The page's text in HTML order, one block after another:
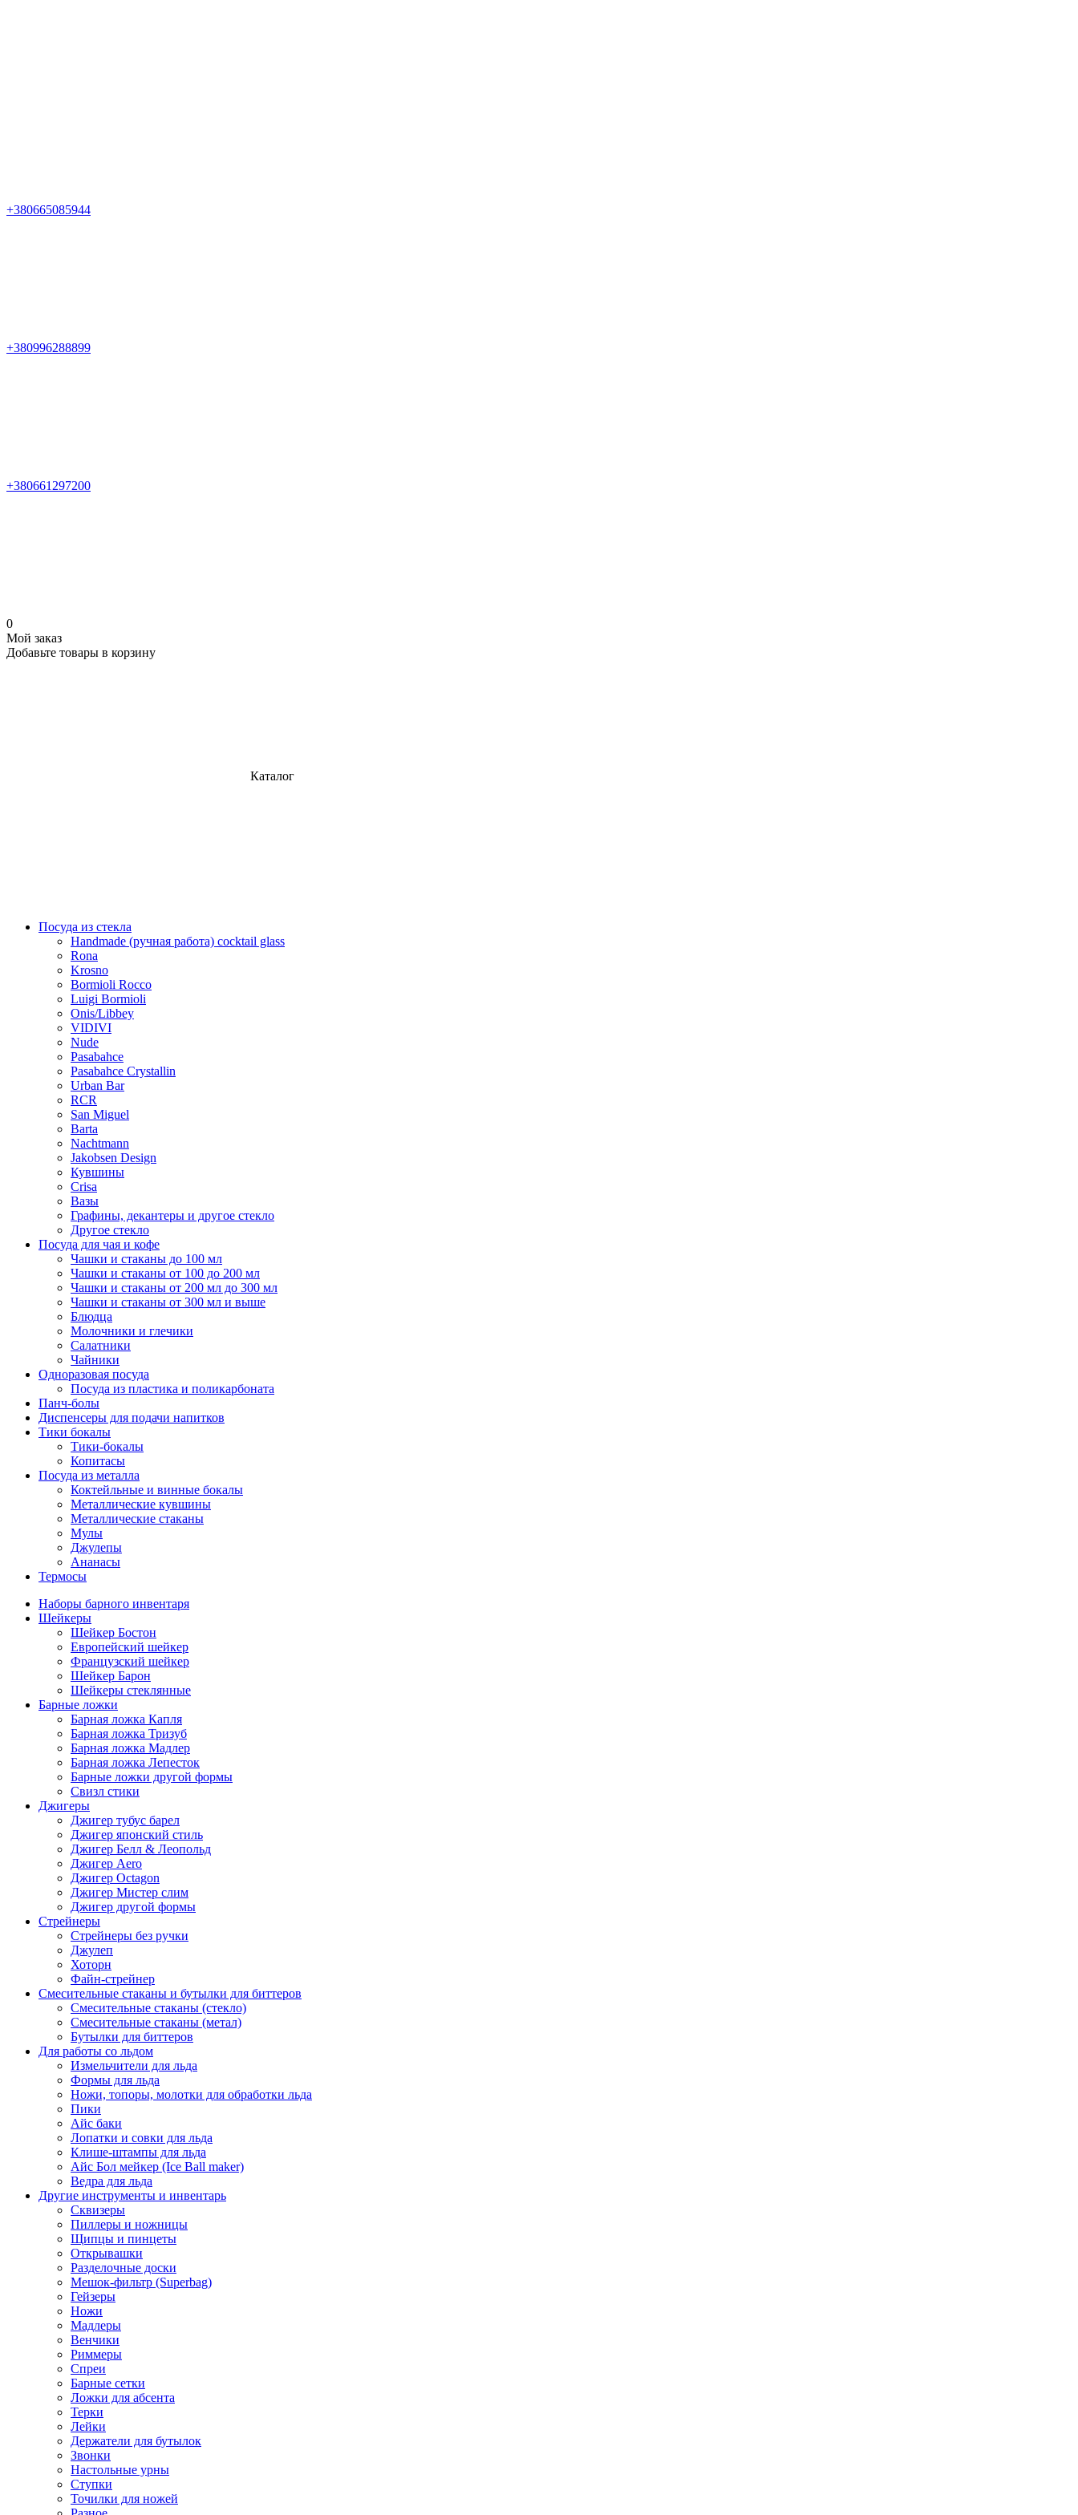
+380665085944
+380996288899
+380661297200
0
Мой заказ
Добавьте товары в корзину
Каталог
Посуда из стекла
Handmade (ручная работа) cocktail glass
Rona
Krosno
Bormioli Rocco
Luigi Bormioli
Onis/Libbey
VIDIVI
Nude
Pasabahce
Pasabahce Crystallin
Urban Bar
RCR
San Miguel
Barta
Nachtmann
Jakobsen Design
Кувшины
Crisa
Вазы
Графины, декантеры и другое стекло
Другое стекло
Посуда для чая и кофе
Чашки и стаканы до 100 мл
Чашки и стаканы от 100 до 200 мл
Чашки и стаканы от 200 мл до 300 мл
Чашки и стаканы от 300 мл и выше
Блюдца
Молочники и глечики
Салатники
Чайники
Одноразовая посуда
Посуда из пластика и поликарбоната
Панч-болы
Диспенсеры для подачи напитков
Тики бокалы
Тики-бокалы
Копитасы
Посуда из металла
Коктейльные и винные бокалы
Металлические кувшины
Металлические стаканы
Мулы
Джулепы
Ананасы
Термосы
Наборы барного инвентаря
Шейкеры
Шейкер Бостон
Европейский шейкер
Французский шейкер
Шейкер Барон
Шейкеры стеклянные
Барные ложки
Барная ложка Капля
Барная ложка Тризуб
Барная ложка Мадлер
Барная ложка Лепесток
Барные ложки другой формы
Свизл стики
Джигеры
Джигер тубус барел
Джигер японский стиль
Джигер Белл & Леопольд
Джигер Aero
Джигер Octagon
Джигер Мистер слим
Джигер другой формы
Стрейнеры
Стрейнеры без ручки
Джулеп
Хоторн
Файн-стрейнер
Смесительные стаканы и бутылки для биттеров
Смесительные стаканы (стекло)
Смесительные стаканы (метал)
Бутылки для биттеров
Для работы со льдом
Измельчители для льда
Формы для льда
Ножи, топоры, молотки для обработки льда
Пики
Айс баки
Лопатки и совки для льда
Клише-штампы для льда
Айс Бол мейкер (Ice Ball maker)
Ведра для льда
Другие инструменты и инвентарь
Сквизеры
Пиллеры и ножницы
Щипцы и пинцеты
Открывашки
Разделочные доски
Мешок-фильтр (Superbag)
Гейзеры
Ножи
Мадлеры
Венчики
Риммеры
Спреи
Барные сетки
Ложки для абсента
Терки
Лейки
Держатели для бутылок
Звонки
Настольные урны
Ступки
Точилки для ножей